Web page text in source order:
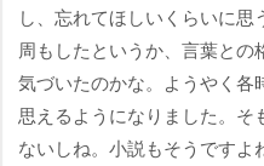
し、忘れてほしいくらいに
周もしたというか、言葉と
気づいたのかな。ようやく各
思えるようになりました。そ
ないしね。小説もそうです